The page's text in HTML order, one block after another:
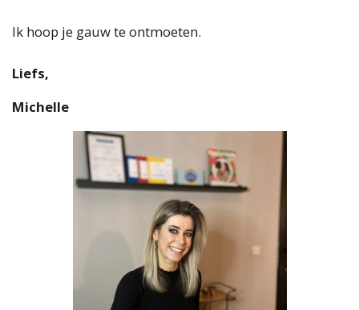
Ik hoop je gauw te ontmoeten.
Liefs,
Michelle